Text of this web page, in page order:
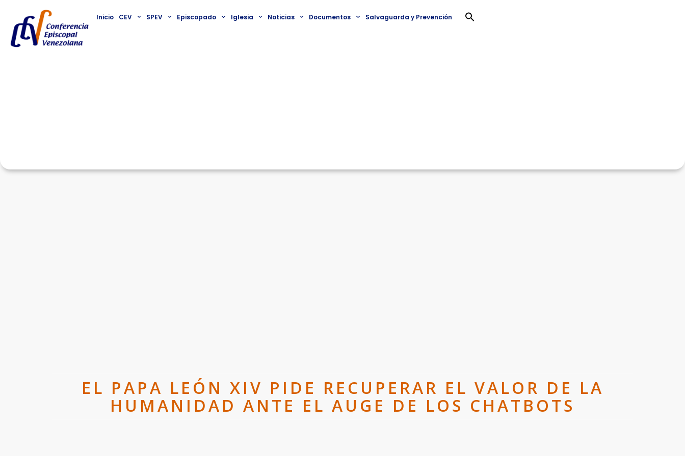
Inicio CEV SPEV Episcopado Iglesia Noticias Documentos Salvaguarda y Prevención
EL PAPA LEÓN XIV PIDE RECUPERAR EL VALOR DE LA
HUMANIDAD ANTE EL AUGE DE LOS CHATBOTS